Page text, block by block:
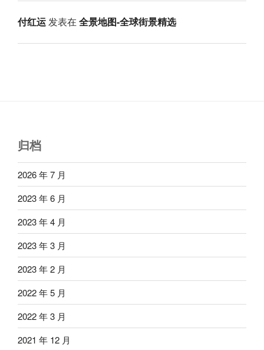
付红运发表在 全景地图-全球街景精选
归档
2026 年 7 月
2023 年 6 月
2023 年 4 月
2023 年 3 月
2023 年 2 月
2022 年 5 月
2022 年 3 月
2021 年 12 月